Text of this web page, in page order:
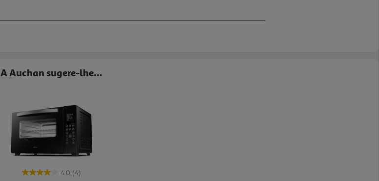
A Auchan sugere-lhe...
4.0 (4)